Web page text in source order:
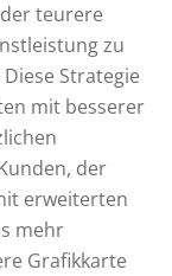
teurere
zu
Strategie
mit besserer
der
erweiterten
mehr
Grafikkarte